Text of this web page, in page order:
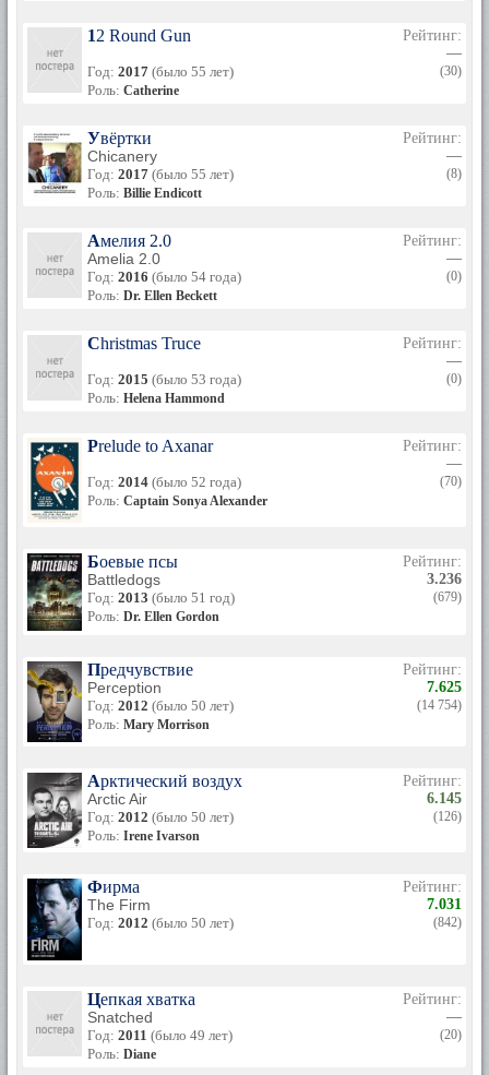
12 Round Gun
Год: 2017 (было 55 лет)
Роль: Catherine
Рейтинг:
—
(30)
Увёртки
Chicanery
Год: 2017 (было 55 лет)
Роль: Billie Endicott
Рейтинг:
—
(8)
Амелия 2.0
Amelia 2.0
Год: 2016 (было 54 года)
Роль: Dr. Ellen Beckett
Рейтинг:
—
(0)
Christmas Truce
Год: 2015 (было 53 года)
Роль: Helena Hammond
Рейтинг:
—
(0)
Prelude to Axanar
Год: 2014 (было 52 года)
Роль: Captain Sonya Alexander
Рейтинг:
—
(70)
Боевые псы
Battledogs
Год: 2013 (было 51 год)
Роль: Dr. Ellen Gordon
Рейтинг:
3.236
(679)
Предчувствие
Perception
Год: 2012 (было 50 лет)
Роль: Mary Morrison
Рейтинг:
7.625
(14 754)
Арктический воздух
Arctic Air
Год: 2012 (было 50 лет)
Роль: Irene Ivarson
Рейтинг:
6.145
(126)
Фирма
The Firm
Год: 2012 (было 50 лет)
Рейтинг:
7.031
(842)
Цепкая хватка
Snatched
Год: 2011 (было 49 лет)
Роль: Diane
Рейтинг:
—
(20)